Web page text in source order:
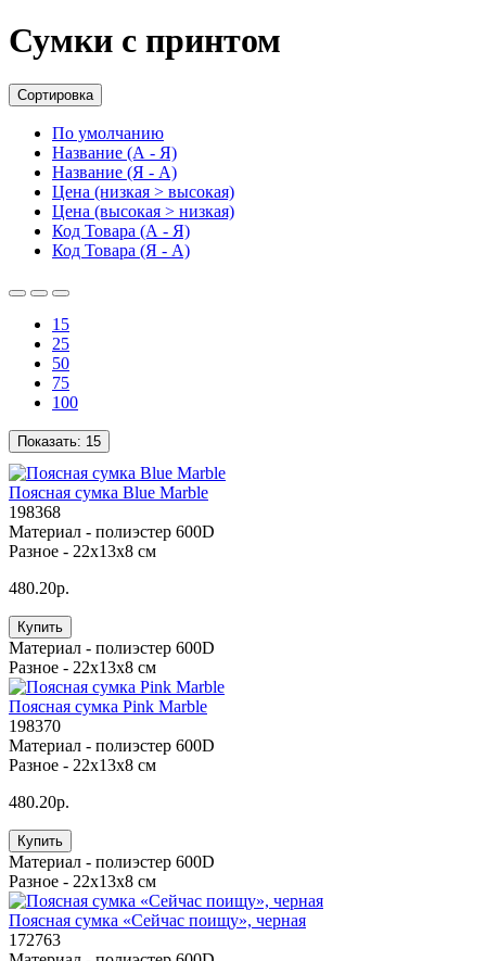
Сумки с принтом
Сортировка
По умолчанию
Название (А - Я)
Название (Я - А)
Цена (низкая > высокая)
Цена (высокая > низкая)
Код Товара (А - Я)
Код Товара (Я - А)
15
25
50
75
100
Показать: 15
Поясная сумка Blue Marble
198368
Материал - полиэстер 600D
Разное - 22x13x8 см
480.20р.
Купить
Материал - полиэстер 600D
Разное - 22x13x8 см
Поясная сумка Pink Marble
198370
Материал - полиэстер 600D
Разное - 22x13x8 см
480.20р.
Купить
Материал - полиэстер 600D
Разное - 22x13x8 см
Поясная сумка «Сейчас поищу», черная
172763